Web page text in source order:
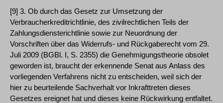
[9] 3. Ob durch das Gesetz zur Umsetzung der
Verbraucherkreditrichtlinie, des zivilrechtlichen Teils der
Zahlungsdiensterichtlinie sowie zur Neuordnung der
Vorschriften über das Widerrufs- und Rückgaberecht vom 29.
Juli 2009 (BGBl. I, S. 2355) die Genehmigungstheorie obsolet
geworden ist, braucht der erkennende Senat aus Anlass des
vorliegenden Verfahrens nicht zu entscheiden, weil sich der
hier zu beurteilende Sachverhalt vor Inkrafttreten dieses
Gesetzes ereignet hat und dieses keine Rückwirkung entfaltet.